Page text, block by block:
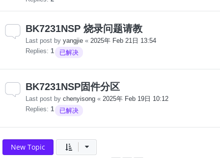
BK7231NSP 烧录问题请教
Last post by yangjie « 2025年 Feb 21日 13:54
Replies: 1 已解决
BK7231NSP固件分区
Last post by chenyisong « 2025年 Feb 19日 10:12
Replies: 1 已解决
New Topic